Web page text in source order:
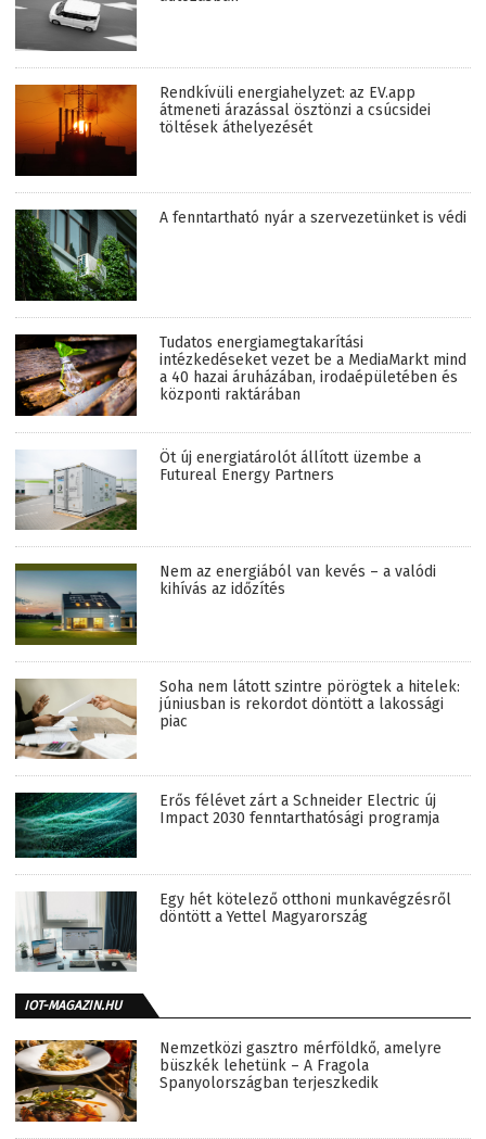
Rendkívüli energiahelyzet: az EV.app
átmeneti árazással ösztönzi a csúcsidei
töltések áthelyezését
A fenntartható nyár a szervezetünket is védi
Tudatos energiamegtakarítási
intézkedéseket vezet be a MediaMarkt mind
a 40 hazai áruházában, irodaépületében és
központi raktárában
Öt új energiatárolót állított üzembe a
Futureal Energy Partners
Nem az energiából van kevés – a valódi
kihívás az időzítés
Soha nem látott szintre pörögtek a hitelek:
júniusban is rekordot döntött a lakossági
piac
Erős félévet zárt a Schneider Electric új
Impact 2030 fenntarthatósági programja
Egy hét kötelező otthoni munkavégzésről
döntött a Yettel Magyarország
IOT-MAGAZIN.HU
Nemzetközi gasztro mérföldkő, amelyre
büszkék lehetünk – A Fragola
Spanyolországban terjeszkedik